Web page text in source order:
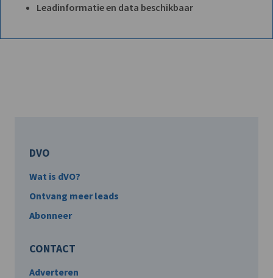
Leadinformatie en data beschikbaar
DVO
Wat is dVO?
Ontvang meer leads
Abonneer
CONTACT
Adverteren